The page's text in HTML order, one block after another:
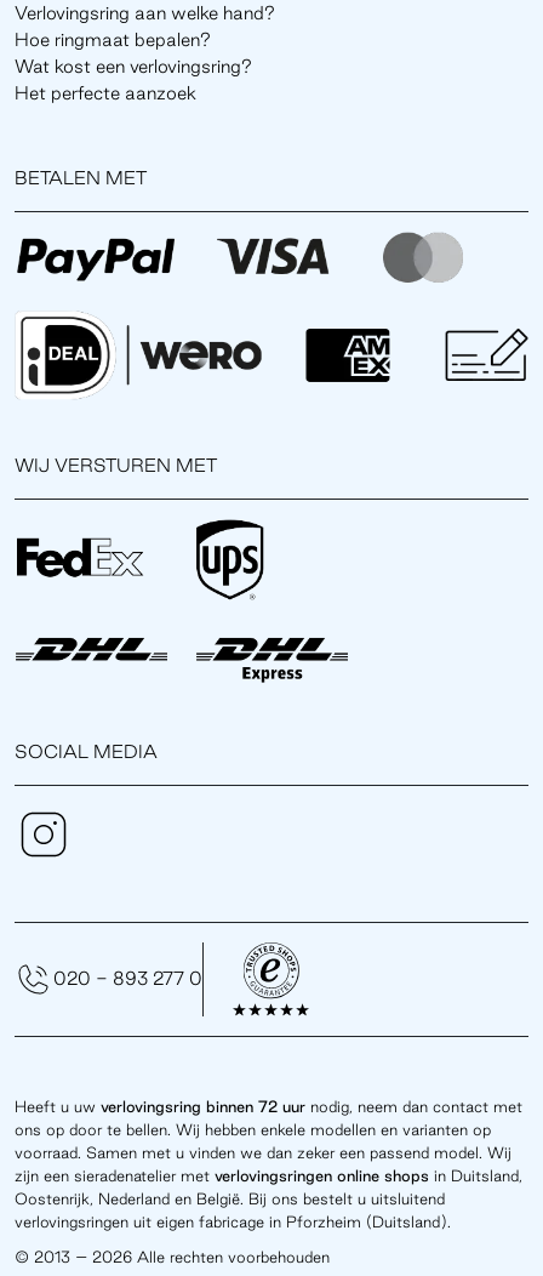
Verlovingsring aan welke hand?
Hoe ringmaat bepalen?
Wat kost een verlovingsring?
Het perfecte aanzoek
BETALEN MET
WIJ VERSTUREN MET
SOCIAL MEDIA
Heeft u uw verlovingsring binnen 72 uur nodig, neem dan contact met
ons op door te bellen. Wij hebben enkele modellen en varianten op
voorraad. Samen met u vinden we dan zeker een passend model. Wij
zijn een sieradenatelier met verlovingsringen online shops in Duitsland,
Oostenrijk, Nederland en België. Bij ons bestelt u uitsluitend
verlovingsringen uit eigen fabricage in Pforzheim (Duitsland).
© 2013 – 2026 Alle rechten voorbehouden
020 - 893 277 0